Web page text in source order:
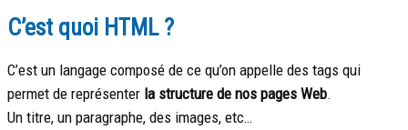
C’est quoi HTML ?
C’est un langage composé de ce qu’on appelle des tags qui
permet de représenter la structure de nos pages Web.
Un titre, un paragraphe, des images, etc…